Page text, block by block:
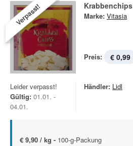
Verpasst! Krabbenchips
Marke: Vitasia
Preis: € 0,99
Leider verpasst!
Gültig: 01.01. -
04.01.
Händler: Lidl
€ 9,90 / kg - 100-g-Packung